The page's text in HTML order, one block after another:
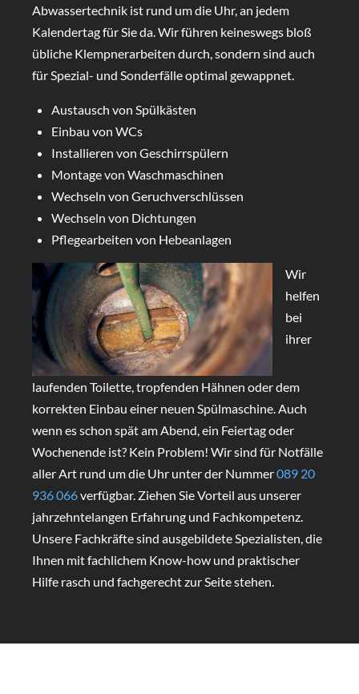
Abwassertechnik ist rund um die Uhr, an jedem
Kalendertag für Sie da. Wir führen keineswegs bloß
übliche Klempnerarbeiten durch, sondern sind auch
für Spezial- und Sonderfälle optimal gewappnet.
Austausch von Spülkästen
Einbau von WCs
Installieren von Geschirrspülern
Montage von Waschmaschinen
Wechseln von Geruchverschlüssen
Wechseln von Dichtungen
Pflegearbeiten von Hebeanlagen
Wir
helfen
bei
ihrer
laufenden Toilette, tropfenden Hähnen oder dem
korrekten Einbau einer neuen Spülmaschine. Auch
wenn es schon spät am Abend, ein Feiertag oder
Wochenende ist? Kein Problem! Wir sind für Notfälle
aller Art rund um die Uhr unter der Nummer089 20
936 066verfügbar. Ziehen Sie Vorteil aus unserer
jahrzehntelangen Erfahrung und Fachkompetenz.
Unsere Fachkräfte sind ausgebildete Spezialisten, die
Ihnen mit fachlichem Know-how und praktischer
Hilfe rasch und fachgerecht zur Seite stehen.